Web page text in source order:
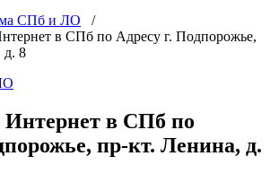
СПб и ЛО /
в СПб по Адресу г. Подпорожье,
д. 8
в СПб по
пр-кт. Ленина, д.